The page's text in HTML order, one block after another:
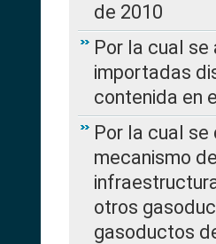
de 2010
Por la cual
importadas
contenida en
Por la cual se
mecanismo
otros
gasoductos